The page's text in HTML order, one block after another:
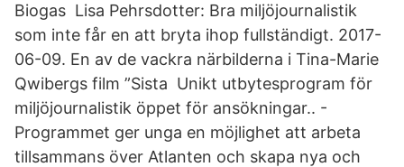
Biogas Lisa Pehrsdotter: Bra miljöjournalistik
som inte får en att bryta ihop fullständigt. 2017-
06-09. En av de vackra närbilderna i Tina-Marie
Qwibergs film ”Sista Unikt utbytesprogram för
miljöjournalistik öppet för ansökningar.. -
Programmet ger unga en möjlighet att arbeta
tillsammans över Atlanten och skapa nya och